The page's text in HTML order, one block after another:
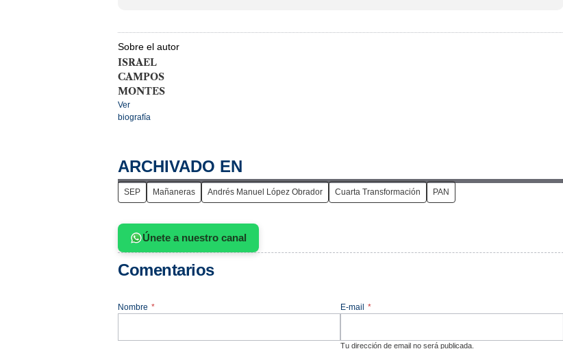
Sobre el autor
ISRAEL
CAMPOS
MONTES
Ver
biografía
ARCHIVADO EN
SEP Mañaneras Andrés Manuel López Obrador Cuarta Transformación PAN
Únete a nuestro canal
Comentarios
Nombre * E-mail *
Tu dirección de email no será publicada.